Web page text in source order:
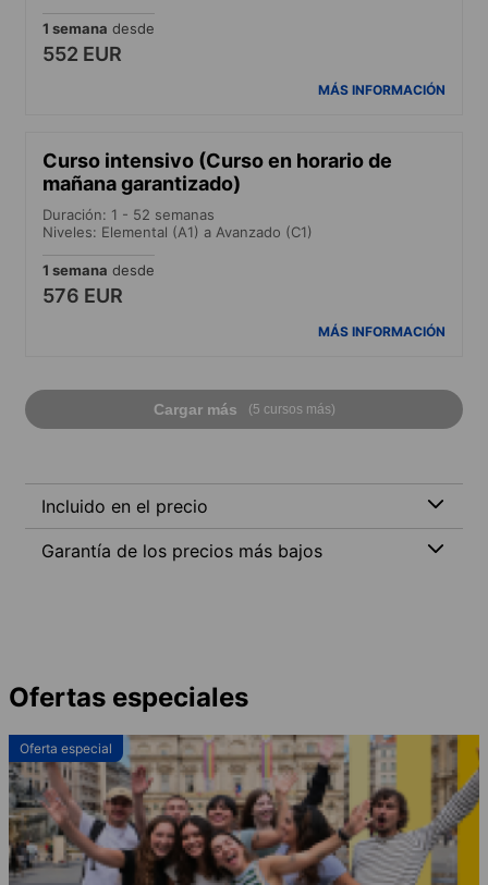
1 semana desde
552 EUR
MÁS INFORMACIÓN
Curso intensivo (Curso en horario de
mañana garantizado)
Duración: 1 - 52 semanas
Niveles: Elemental (A1) a Avanzado (C1)
1 semana desde
576 EUR
MÁS INFORMACIÓN
Cargar más (5 cursos más)
Incluido en el precio
Garantía de los precios más bajos
Ofertas especiales
Oferta especial